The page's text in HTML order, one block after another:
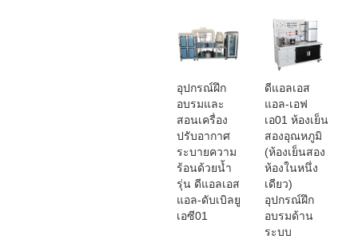
อุปกรณ์ฝึก
อบรมและ
สอนเครื่อง
ปรับอากาศ
ระบายความ
ร้อนด้วยน้ำ
รุ่น ดีแอลเอส
แอล-ดับเบิลยู
เอซี01
ดีแอลเอส
แอล-เอฟ
เอ01 ห้องเย็น
สองอุณหภูมิ
(ห้องเย็นสอง
ห้องในหนึ่ง
เดียว)
อุปกรณ์ฝึก
อบรมด้าน
ระบบ